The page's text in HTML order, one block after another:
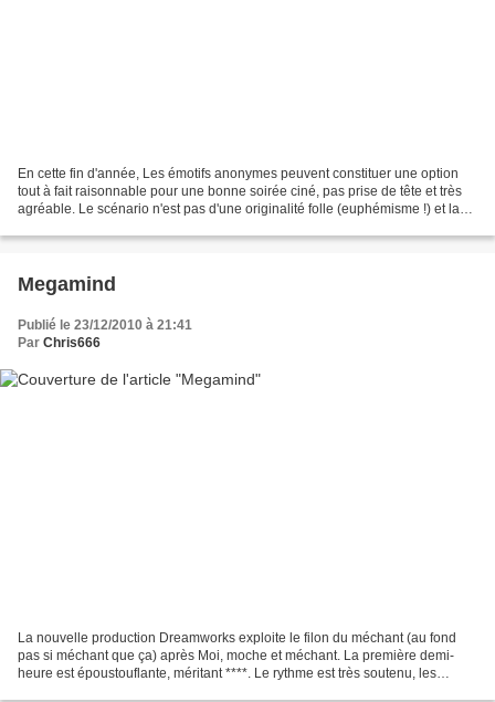
En cette fin d'année, Les émotifs anonymes peuvent constituer une option
tout à fait raisonnable pour une bonne soirée ciné, pas prise de tête et très
agréable. Le scénario n'est pas d'une originalité folle (euphémisme !) et la
Megamind
Publié le 23/12/2010 à 21:41
Par Chris666
La nouvelle production Dreamworks exploite le filon du méchant (au fond
pas si méchant que ça) après Moi, moche et méchant. La première demi-
heure est époustouflante, méritant ****. Le rythme est très soutenu, les